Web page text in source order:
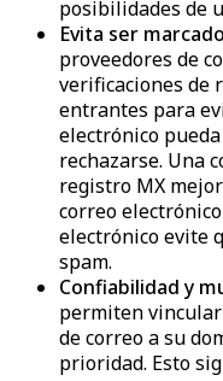
posibilidades de
Evita ser
proveedores de
verificaciones de
entrantes para
electrónico
rechazarse. Una
registro MX
correo
electrónico evite
spam.
Confiabilidad y
permiten
de correo a su
prioridad. Esto